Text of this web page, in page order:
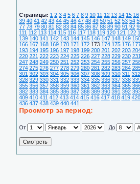
Страницы: 1 2 3 4 5 6 7 8 9 10 11 12 13 14 15 16
39 40 41 42 43 44 45 46 47 48 49 50 51 52 53 54
77 78 79 80 81 82 83 84 85 86 87 88 89 90 91 92
111 112 113 114 115 116 117 118 119 120 121 122
139 140 141 142 143 144 145 146 147 148 149
166 167 168 169 170 171 172 173 174 175 176
193 194 195 196 197 198 199 200 201 202 203
220 221 222 223 224 225 226 227 228 229 230
247 248 249 250 251 252 253 254 255 256 257
274 275 276 277 278 279 280 281 282 283 284
301 302 303 304 305 306 307 308 309 310 311 312
328 329 330 331 332 333 334 335 336 337 338
355 356 357 358 359 360 361 362 363 364 365
382 383 384 385 386 387 388 389 390 391 392
409 410 411 412 413 414 415 416 417 418 419 420
436 437 438 439 440 441
Просмотр за период:
От До